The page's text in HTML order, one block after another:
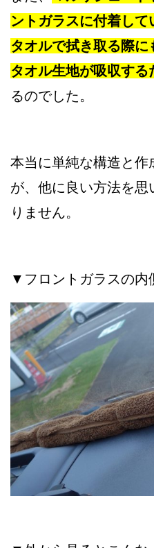
ントガラスに付着し
タオルで拭き取る際
タオル生地が吸収す
るのでした。
本当に単純な構造と作
が、他に良い方法を
りません。
▼フロントガラスの内